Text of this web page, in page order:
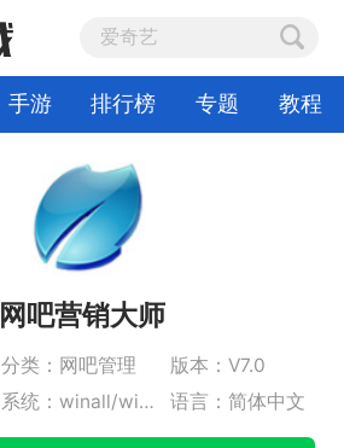
手游 排行榜 专题 教程
网吧营销大师
分类：网吧管理
版本：V7.0
系统：winall/win7/win10/win11 语言：简体中文